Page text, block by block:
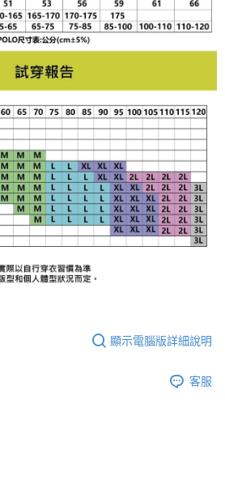
顯示電腦版詳細說明
客服